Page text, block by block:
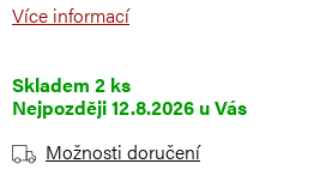
Více informací
Skladem 2 ks
12.8.2026
Možnosti doručení